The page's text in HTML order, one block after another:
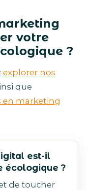
votre
?
explorer nos
que
en marketing
est-il
écologique ?
de toucher